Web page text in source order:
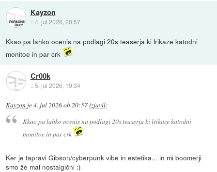
Kayzon
::4. jul 2026, 20:57
Kkao pa lahko ocenis na podlagi 20s teaserja ki lrikaze katodni
monitoe in par crk
Cr00k
::5. jul 2026, 19:34
Kayzon je4. jul 2026 ob 20:57izjavil:
Kkao pa lahko ocenis na podlagi 20s teaserja ki lrikaze katodni
monitoe in par crk
Ker je tapravi Gibson/cyberpunk vibe in estetika... in mi boomerji
smo že mal nostalgični :)